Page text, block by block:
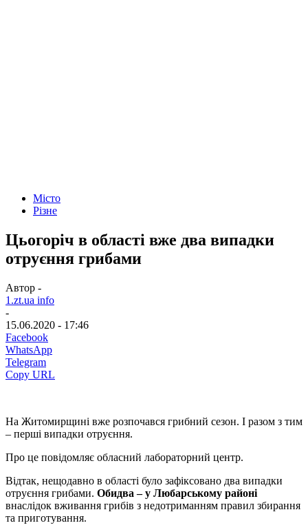
Місто
Різне
Цьогоріч в області вже два випадки
отруєння грибами
Автор -
1.zt.ua info
-
15.06.2020 - 17:46
Facebook
WhatsApp
Telegram
Copy URL
На Житомирщині вже розпочався грибний сезон. І разом з тим
– перші випадки отруєння.
Про це повідомляє обласний лабораторний центр.
Відтак, нещодавно в області було зафіксовано два випадки
отруєння грибами. Обидва – у Любарському районі
внаслідок вживання грибів з недотриманням правил збирання
та приготування.